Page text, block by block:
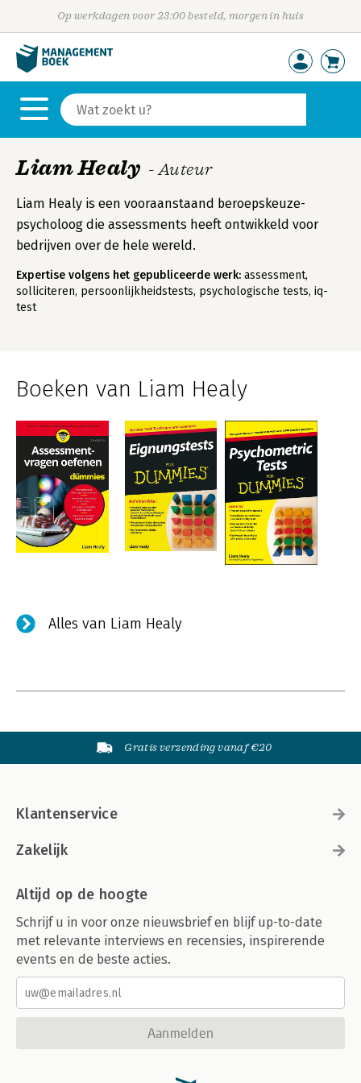
Op werkdagen voor 23:00 besteld, morgen in huis
Liam Healy - Auteur
Liam Healy is een vooraanstaand beroepskeuze-
psycholoog die assessments heeft ontwikkeld voor
bedrijven over de hele wereld.
Expertise volgens het gepubliceerde werk: assessment,
solliciteren, persoonlijkheidstests, psychologische tests, iq-
test
Boeken van Liam Healy
Alles van Liam Healy
Gratis verzending vanaf €20
Klantenservice
Zakelijk
Altijd op de hoogte
Schrijf u in voor onze nieuwsbrief en blijf up-to-date
met relevante interviews en recensies, inspirerende
events en de beste acties.
Aanmelden